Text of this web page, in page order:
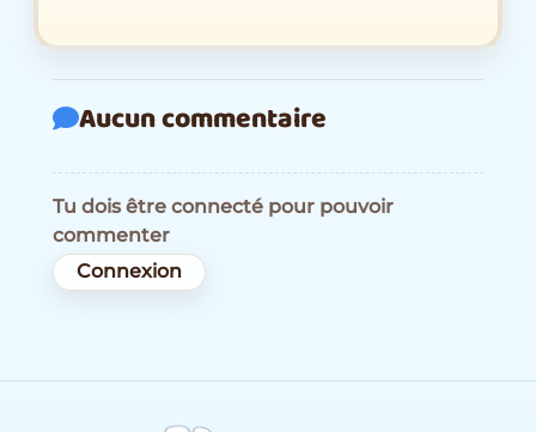
Aucun commentaire
Tu dois être connecté pour pouvoir
commenter
Connexion